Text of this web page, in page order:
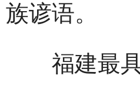
族谚语。
福建最具